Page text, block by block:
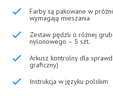
Farby są pakowane w
wymagają mieszania
Zestaw pędzli o różnej
nylonowego – 5 szt.
Arkusz kontrolny dla
graficzny)
Instrukcja w języku polskim